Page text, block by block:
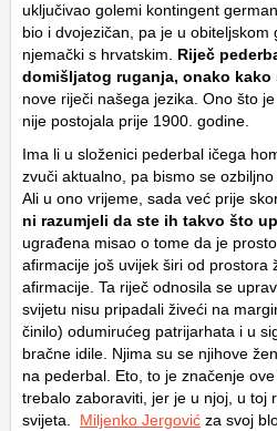
uključivao golemi kontingent
bio i dvojezičan, pa je u
njemački s hrvatskim. Riječ
domišljatog ruganja, onako kako
nove riječi našega jezika. Ono što
nije postojala prije 1900. godine.
Ima li u složenici pederbal ičega
zvuči aktualno, pa bismo se
Ali u ono vrijeme, sada već prije
ni razumjeli da ste ih takvo što
ugrađena misao o tome da je
afirmacije još uvijek širi od prostora
afirmacije. Ta riječ odnosila se
svijetu nisu pripadali živeći na
činilo) odumirućeg patrijarhata i u
bračne idile. Njima su se njihove
na pederbal. Eto, to je značenje
trebalo zaboraviti, jer je u njoj, u toj
svijeta. Miljenko Jergović za svoj